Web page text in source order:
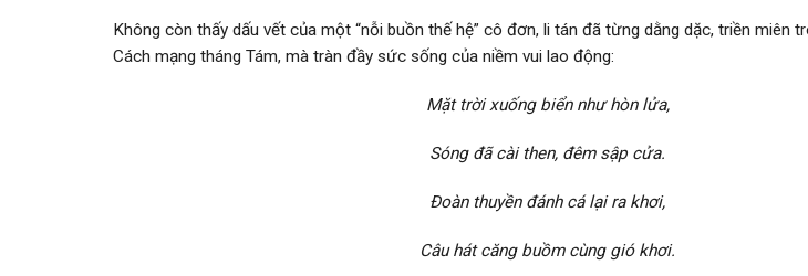
Không còn thấy dấu vết của một “nỗi buồn thế hệ” cô đơn, li tán đã từng dằng dặc, triền miên
Cách mạng tháng Tám, mà tràn đầy sức sống của niềm vui lao động:
Mặt trời xuống biển nh­ư hòn lửa,
Sóng đã cài then, đêm sập cửa.
Đoàn thuyền đánh cá lại ra khơi,
Câu hát căng buồm cùng gió khơi.